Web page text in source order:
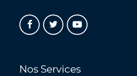
Nos Services